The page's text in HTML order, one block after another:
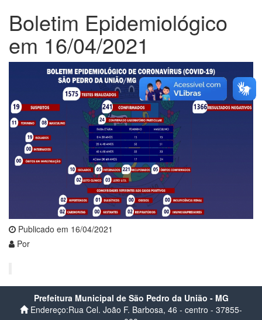
Boletim Epidemiológico
em 16/04/2021
Publicado em 16/04/2021
Por
Prefeitura Municipal de São Pedro da União - MG
Endereço:Rua Cel. João F. Barbosa, 46 - centro - 37855-